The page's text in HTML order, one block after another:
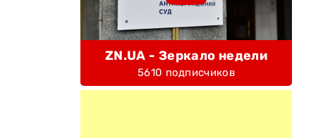
ZN.UA - Зеркало недели
5610 подписчиков